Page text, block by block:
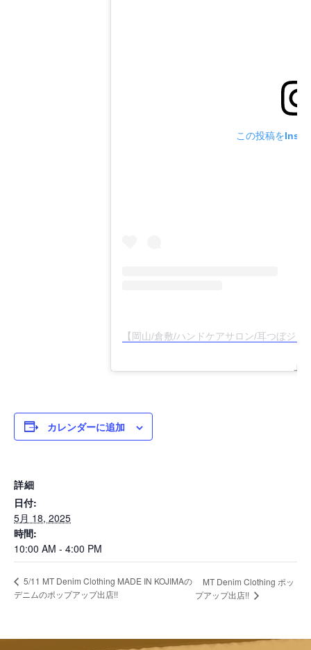
この投稿を
【岡山/倉敷/ハンドケアサロン/耳つぼジ
カレンダーに追加
詳細
日付:
5月 18, 2025
時間:
10:00 AM - 4:00 PM
5/11 MT Denim Clothing MADE IN KOJIMAの
デニムのポップアップ出店!!
MT Denim Clothing ポッ
プアップ出店!!